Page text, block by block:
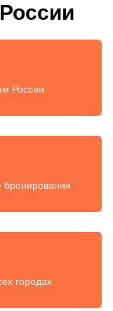
России
бронирования
городах